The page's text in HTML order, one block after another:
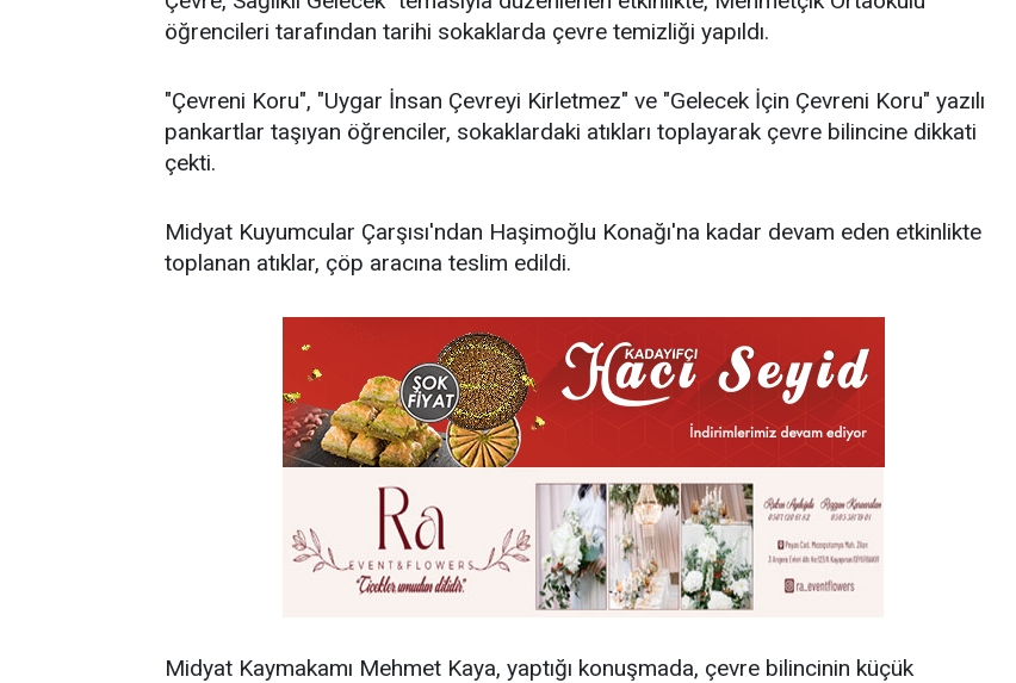
öğrencileri tarafından tarihi sokaklarda çevre temizliği yapıldı.
"Çevreni Koru", "Uygar İnsan Çevreyi Kirletmez" ve "Gelecek İçin Çevreni Koru" yazılı
pankartlar taşıyan öğrenciler, sokaklardaki atıkları toplayarak çevre bilincine dikkati
çekti.
Midyat Kuyumcular Çarşısı'ndan Haşimoğlu Konağı'na kadar devam eden etkinlikte
toplanan atıklar, çöp aracına teslim edildi.
Midyat Kaymakamı Mehmet Kaya, yaptığı konuşmada, çevre bilincinin küçük